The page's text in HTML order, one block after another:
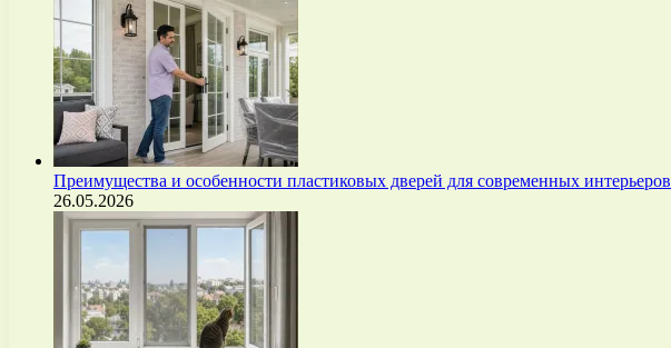
Преимущества и особенности пластиковых дверей для современных интерьеров
26.05.2026